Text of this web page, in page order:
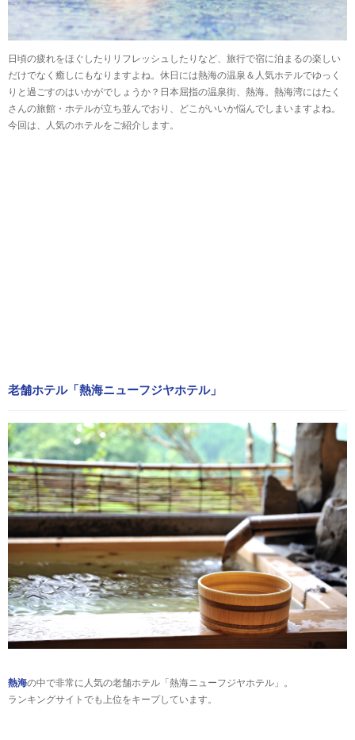
日頃の疲れをほぐしたりリフレッシュしたりなど、旅行で宿に泊まるの楽しい
だけでなく癒しにもなりますよね。休日には熱海の温泉＆人気ホテルでゆっく
りと過ごすのはいかがでしょうか？日本屈指の温泉街、熱海。熱海湾にはたく
さんの旅館・ホテルが立ち並んでおり、どこがいいか悩んでしまいますよね。
今回は、人気のホテルをご紹介します。
老舗ホテル「熱海ニューフジヤホテル」
熱海の中で非常に人気の老舗ホテル「熱海ニューフジヤホテル」。
ランキングサイトでも上位をキープしています。